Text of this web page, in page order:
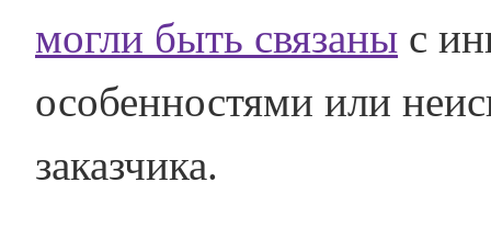
могли быть связаны с
особенностями или
заказчика.